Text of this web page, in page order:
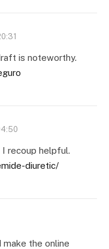
is noteworthy.
recoup helpful.
diuretic/
the online